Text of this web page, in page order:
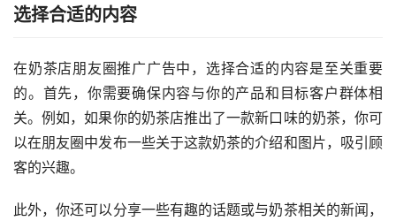
选择合适的内容
在奶茶店朋友圈推广广告中，选择合适的内容是至关重要
的。首先，你需要确保内容与你的产品和目标客户群体相
关。例如，如果你的奶茶店推出了一款新口味的奶茶，你可
以在朋友圈中发布一些关于这款奶茶的介绍和图片，吸引顾
客的兴趣。
此外，你还可以分享一些有趣的话题或与奶茶相关的新闻，